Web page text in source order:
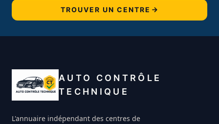
TROUVER UN CENTRE
AUTO CONTRÔLE
TECHNIQUE
L'annuaire indépendant des centres de